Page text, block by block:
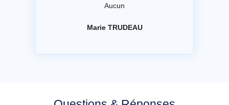
Aucun
Marie TRUDEAU